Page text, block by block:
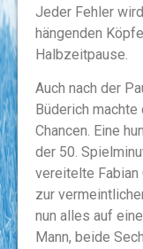
Jeder Fehler
hängenden
Halbzeitpause.
Auch nach der
Büderich
Chancen. Eine
der 50.
vereitelte Fabian
zur
nun alles auf
Mann, beide